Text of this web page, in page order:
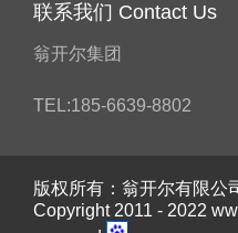
联系我们 Contact Us
翁开尔集团
TEL:185-6639-8802
版权所有：翁开尔有限公
Copyright 2011 - 2022